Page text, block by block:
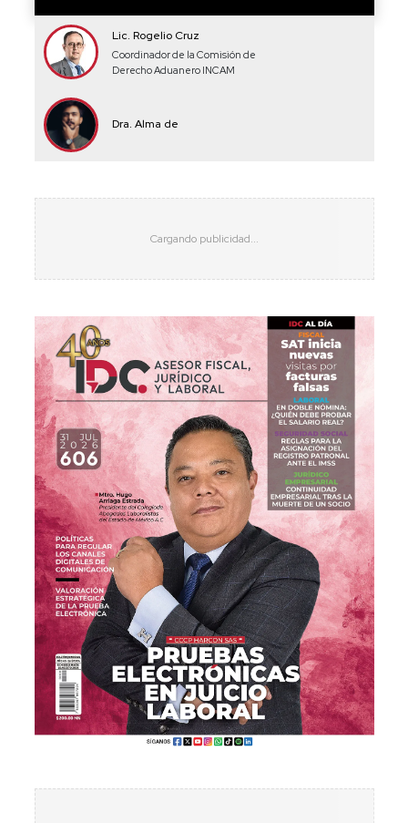
Lic. Rogelio Cruz
Coordinador de la Comisión de
Derecho Aduanero INCAM
Dra. Alma de